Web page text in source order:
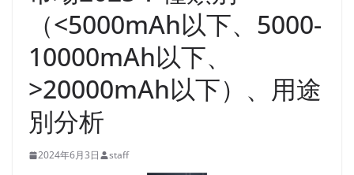
（<5000mAh以下、5000-
10000mAh以下、
>20000mAh以下）、用途
別分析
2024年6月3日 staff